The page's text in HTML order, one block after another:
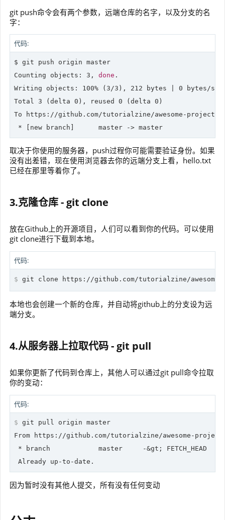
git push命令会有两个参数，远端仓库的名字，以及分支的名
字：
代码:
$ git push origin master
Counting objects: 3, done .
Writing objects: 100% (3/3), 212 bytes | 0 bytes/s,
Total 3 (delta 0), reused 0 (delta 0)
To https://github.com/tutorialzine/awesome-
取决于你使用的服务器，push过程你可能需要验证身份。如果
没有出差错，现在使用浏览器去你的远端分支上看，hello.txt
已经在那里等着你了。
3.克隆仓库 - git clone
放在Github上的开源项目，人们可以看到你的代码。可以使用
git clone进行下载到本地。
代码:
$ git clone https://github.com/tutorialzine/
本地也会创建一个新的仓库，并自动将github上的分支设为远
端分支。
4.从服务器上拉取代码 - git pull
如果你更新了代码到仓库上，其他人可以通过git pull命令拉取
你的变动：
代码:
$ git pull origin master
From https://github.com/tutorialzine/awesome-project
* branch            master     -&gt; FETCH_HEAD
因为暂时没有其他人提交，所有没有任何变动